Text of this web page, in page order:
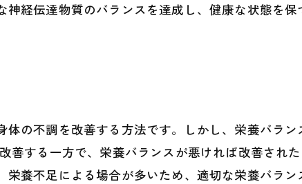
経伝達物質のバランスを達成し、健康な状態を
の不調を改善する方法です。しかし、栄養バラン
する一方で、栄養バランスが悪ければ改善され
養不足による場合が多いため、適切な栄養バラ